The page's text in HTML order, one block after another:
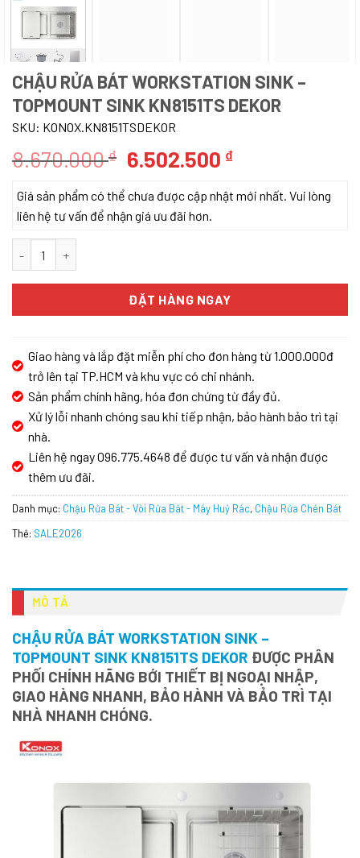
CHẬU RỬA BÁT WORKSTATION SINK –
TOPMOUNT SINK KN8151TS DEKOR
SKU: KONOX.KN8151TSDEKOR
8.670.000₫ Giá
là:
8.670.000 ₫.
6.502.500 ₫Giá
tại
Giá sản phẩm có thể chưa được cập nhật mới nhất. Vui lòng
liên hệ tư vấn để nhận giá ưu đãi hơn.
ĐẶT HÀNG NGAY
Giao hàng và lắp đặt miễn phí cho đơn hàng từ 1.000.000đ
trở lên tại TP.HCM và khu vực có chi nhánh.
Sản phẩm chính hãng, hóa đơn chứng từ đầy đủ.
Xử lý lỗi nhanh chóng sau khi tiếp nhận, bảo hành bảo trì tại
nhà.
Liên hệ ngay 096.775.4648 để được tư vấn và nhận được
thêm ưu đãi.
Danh mục: Chậu Rửa Bát - Vòi Rửa Bát - Máy Huỷ Rác, Chậu Rửa Chén Bát
Thẻ: SALE2026
MÔ TẢ
CHẬU RỬA BÁT WORKSTATION SINK –
TOPMOUNT SINK KN8151TS DEKOR ĐƯỢC PHÂN
PHỐI CHÍNH HÃNG BỚI THIẾT BỊ NGOẠI NHẬP,
GIAO HÀNG NHANH, BẢO HÀNH VÀ BẢO TRÌ TẠI
NHÀ NHANH CHÓNG.